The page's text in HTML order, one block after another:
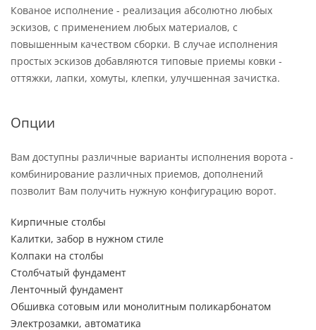
Кованое исполнение - реализация абсолютно любых
эскизов, с применением любых материалов, с
повышенным качеством сборки. В случае исполнения
простых эскизов добавляются типовые приемы ковки -
оттяжки, лапки, хомуты, клепки, улучшенная зачистка.
Опции
Вам доступны различные варианты исполнения ворота -
комбинирование различных приемов, дополнений
позволит Вам получить нужную конфигурацию ворот.
Кирпичные столбы
Калитки, забор в нужном стиле
Колпаки на столбы
Столбчатый фундамент
Ленточный фундамент
Обшивка сотовым или монолитным поликарбонатом
Электрозамки, автоматика